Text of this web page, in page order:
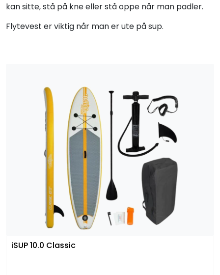
kan sitte, stå på kne eller stå oppe når man padler.
Flytevest er viktig når man er ute på sup.
iSUP 10.0 Classic